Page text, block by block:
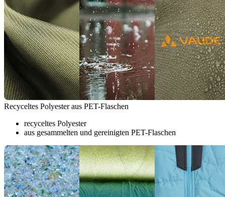
Recyceltes Polyester aus PET-Flaschen
recyceltes Polyester
aus gesammelten und gereinigten PET-Flaschen